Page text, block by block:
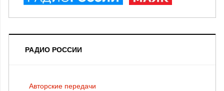
РАДИО РОССИИ
Авторские передачи